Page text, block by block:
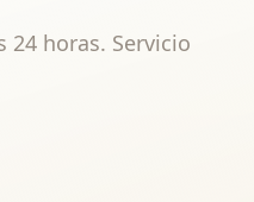
24 horas. Servicio